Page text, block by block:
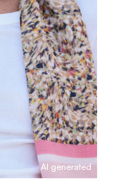
AI generated